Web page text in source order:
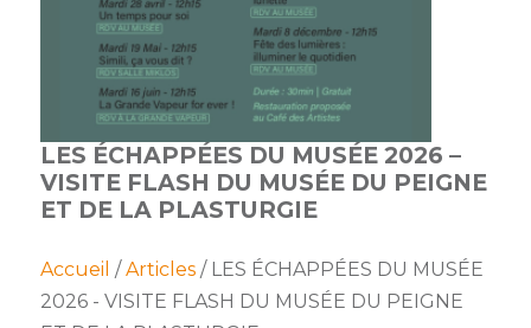
Ateliers
AEPV
Club
de
managers
intermédiaires
féminin
Actualité
des
membres
Kit
de
l’adhérent
Dispositifs
partenaires
Offres
privilèges
une
offre
CONTACT
LES ÉCHAPPÉES DU MUSÉE 2026 –
VISITE FLASH DU MUSÉE DU PEIGNE
ET DE LA PLASTURGIE
Accueil / Articles/ LES ÉCHAPPÉES DU MUSÉE
2026 - VISITE FLASH DU MUSÉE DU PEIGNE